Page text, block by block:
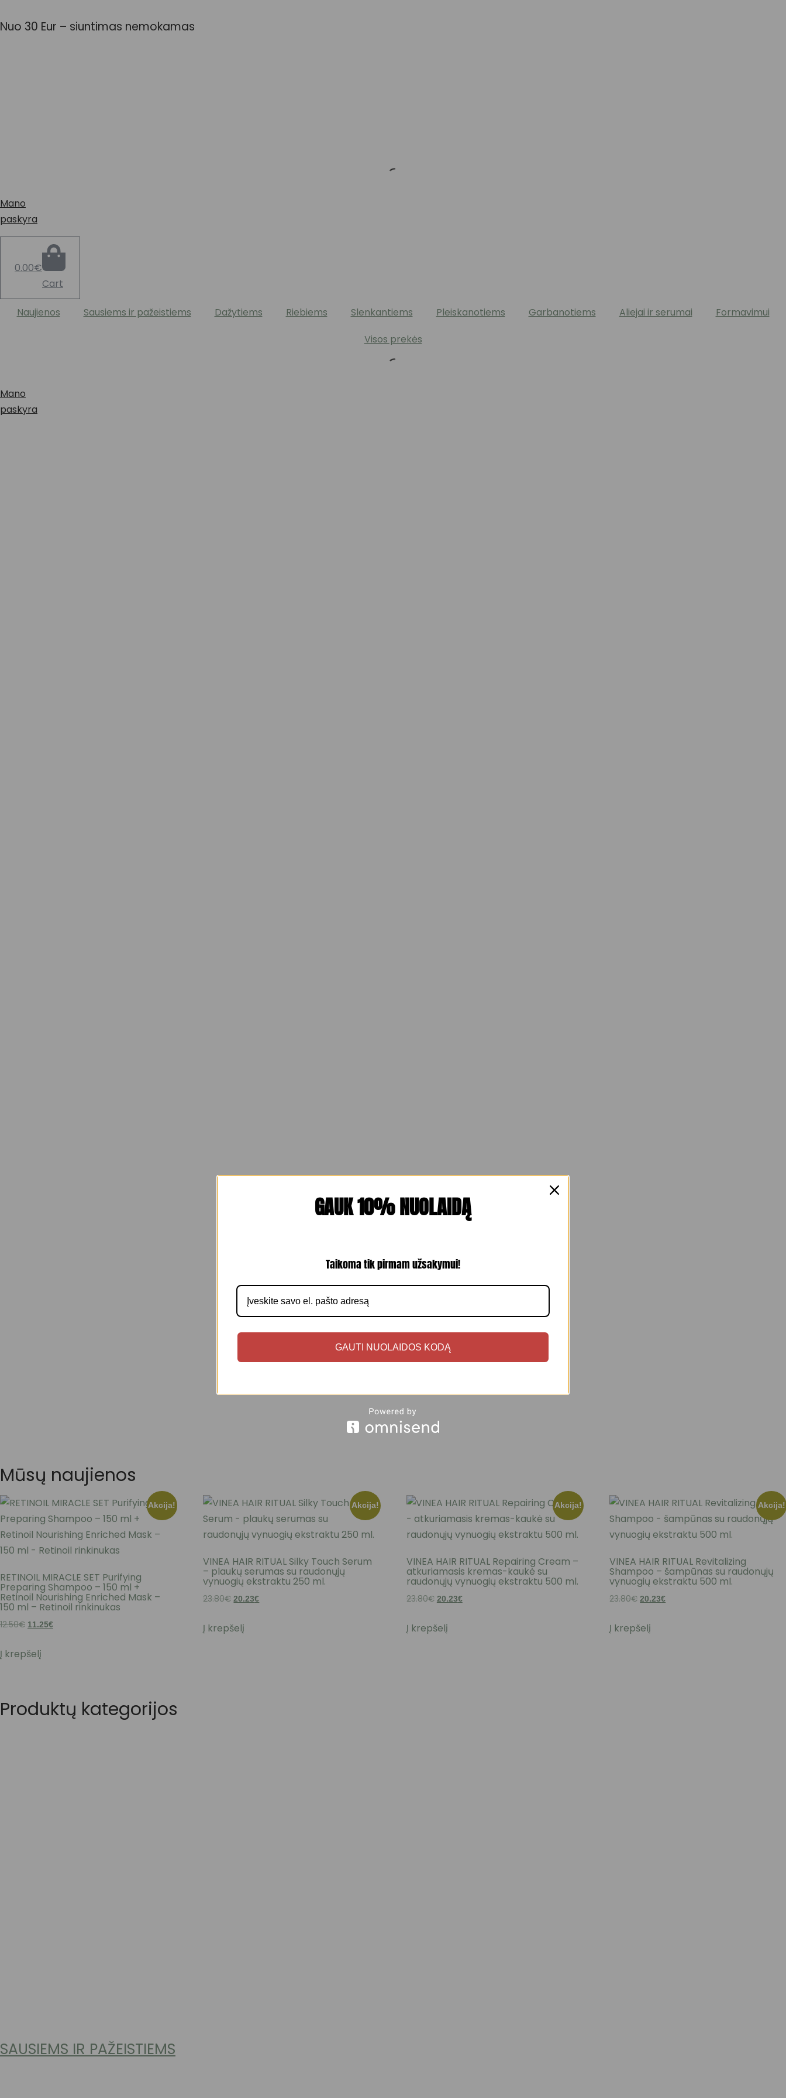
prie
Nuo 30 Eur – siuntimas nemokamas
Mano
paskyra
0.00€
Cart
Naujienos Sausiems ir pažeistiems Dažytiems Riebiems Slenkantiems Pleiskanotiems Garbanotiems Aliejai ir serumai
Formavimui
Visos prekės
Mano
paskyra
Mūsų naujienos
Akcija!
RETINOIL MIRACLE SET Purifying
Preparing Shampoo – 150 ml +
Retinoil Nourishing Enriched Mask –
150 ml – Retinoil rinkinukas
12.50€ Original
was:
11.25€
Į krepšelį
Akcija!
VINEA HAIR RITUAL Silky Touch Serum
– plaukų serumas su raudonųjų
vynuogių ekstraktu 250 ml.
23.80€ Original
was:
20.23€
Į krepšelį
Akcija!
VINEA HAIR RITUAL Repairing Cream –
atkuriamasis kremas-kaukė su
raudonųjų vynuogių ekstraktu 500 ml.
23.80€ Original
was:
20.23€Current
Į krepšelį
Akcija!
VINEA HAIR RITUAL Revitalizing
Shampoo – šampūnas su raudonųjų
vynuogių ekstraktu 500 ml.
23.80€ Original
was:
20.23€
Į krepšelį
Produktų kategorijos
SAUSIEMS IR PAŽEISTIEMS
GAUK 10% NUOLAIDĄ
Taikoma tik pirmam užsakymui!
GAUTI NUOLAIDOS KODĄ